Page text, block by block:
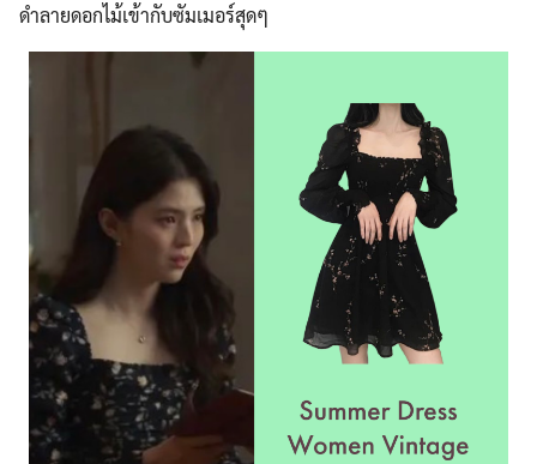
ดำลายดอกไม้เข้ากับซัมเมอร์สุดๆ